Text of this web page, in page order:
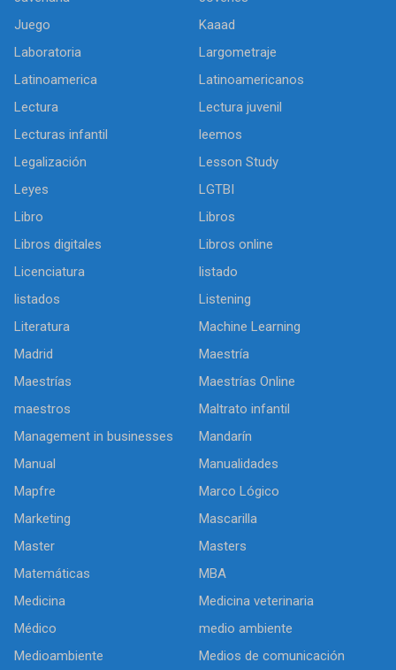
Juego
Kaaad
Laboratoria
Largometraje
Latinoamerica
Latinoamericanos
Lectura
Lectura juvenil
Lecturas infantil
leemos
Legalización
Lesson Study
Leyes
LGTBI
Libro
Libros
Libros digitales
Libros online
Licenciatura
listado
listados
Listening
Literatura
Machine Learning
Madrid
Maestría
Maestrías
Maestrías Online
maestros
Maltrato infantil
Management in businesses
Mandarín
Manual
Manualidades
Mapfre
Marco Lógico
Marketing
Mascarilla
Master
Masters
Matemáticas
MBA
Medicina
Medicina veterinaria
Médico
medio ambiente
Medioambiente
Medios de comunicación